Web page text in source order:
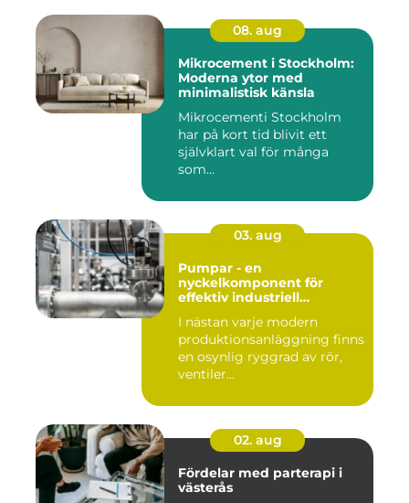
08. aug
Mikrocement i Stockholm:
Moderna ytor med
minimalistisk känsla
Mikrocementi Stockholm
har på kort tid blivit ett
självklart val för många
som...
03. aug
Pumpar - en
nyckelkomponent för
effektiv industriell
I nästan varje modern
produktionsanläggning finns
en osynlig ryggrad av rör,
ventiler...
02. aug
Fördelar med parterapi i
västerås